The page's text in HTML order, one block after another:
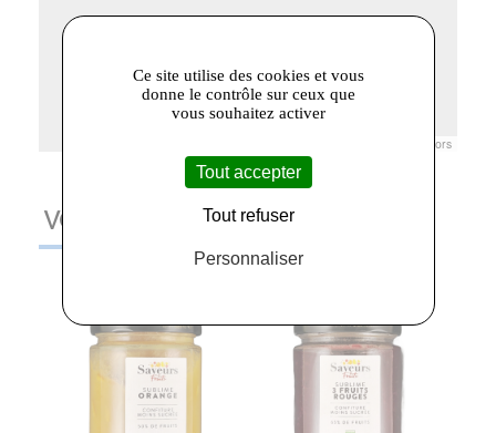
contributors
VOUS AIMEREZ AUSSI
Ce site utilise des cookies et vous
donne le contrôle sur ceux que
vous souhaitez activer
Tout accepter
Tout refuser
Personnaliser